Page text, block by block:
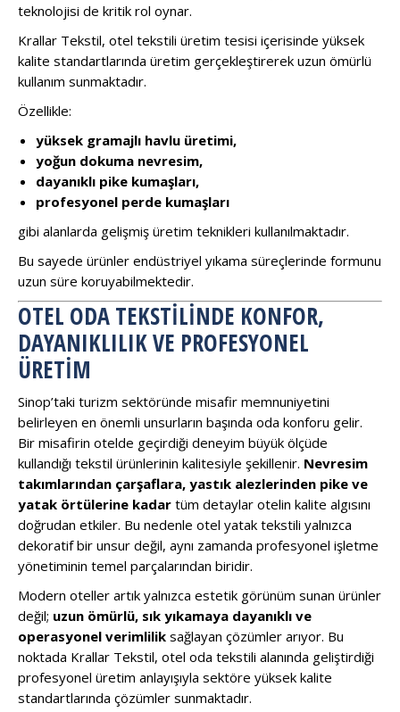
teknolojisi de kritik rol oynar.
Krallar Tekstil, otel tekstili üretim tesisi içerisinde yüksek
kalite standartlarında üretim gerçekleştirerek uzun ömürlü
kullanım sunmaktadır.
Özellikle:
yüksek gramajlı havlu üretimi,
yoğun dokuma nevresim,
dayanıklı pike kumaşları,
profesyonel perde kumaşları
gibi alanlarda gelişmiş üretim teknikleri kullanılmaktadır.
Bu sayede ürünler endüstriyel yıkama süreçlerinde formunu
uzun süre koruyabilmektedir.
OTEL ODA TEKSTILINDE KONFOR,
DAYANIKLILIK VE PROFESYONEL
ÜRETIM
Sinop’taki turizm sektöründe misafir memnuniyetini
belirleyen en önemli unsurların başında oda konforu gelir.
Bir misafirin otelde geçirdiği deneyim büyük ölçüde
kullandığı tekstil ürünlerinin kalitesiyle şekillenir. Nevresim
takımlarından çarşaflara, yastık alezlerinden pike ve
yatak örtülerine kadar tüm detaylar otelin kalite algısını
doğrudan etkiler. Bu nedenle otel yatak tekstili yalnızca
dekoratif bir unsur değil, aynı zamanda profesyonel işletme
yönetiminin temel parçalarından biridir.
Modern oteller artık yalnızca estetik görünüm sunan ürünler
değil; uzun ömürlü, sık yıkamaya dayanıklı ve
operasyonel verimlilik sağlayan çözümler arıyor. Bu
noktada Krallar Tekstil, otel oda tekstili alanında geliştirdiği
profesyonel üretim anlayışıyla sektöre yüksek kalite
standartlarında çözümler sunmaktadır.